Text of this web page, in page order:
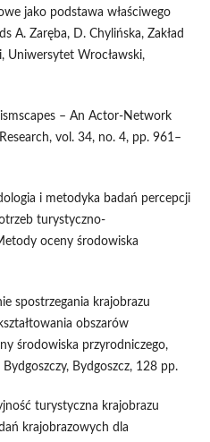
jako podstawa właściwego
A. Zaręba, D. Chylińska, Zakład
Uniwersytet Wrocławski,
– An Actor-Network
vol. 34, no. 4, pp. 961–
i metodyka badań percepcji
turystyczno-
oceny środowiska
spostrzegania krajobrazu
obszarów
środowiska przyrodniczego,
Bydgoszcz, 128 pp.
turystyczna krajobrazu
krajobrazowych dla